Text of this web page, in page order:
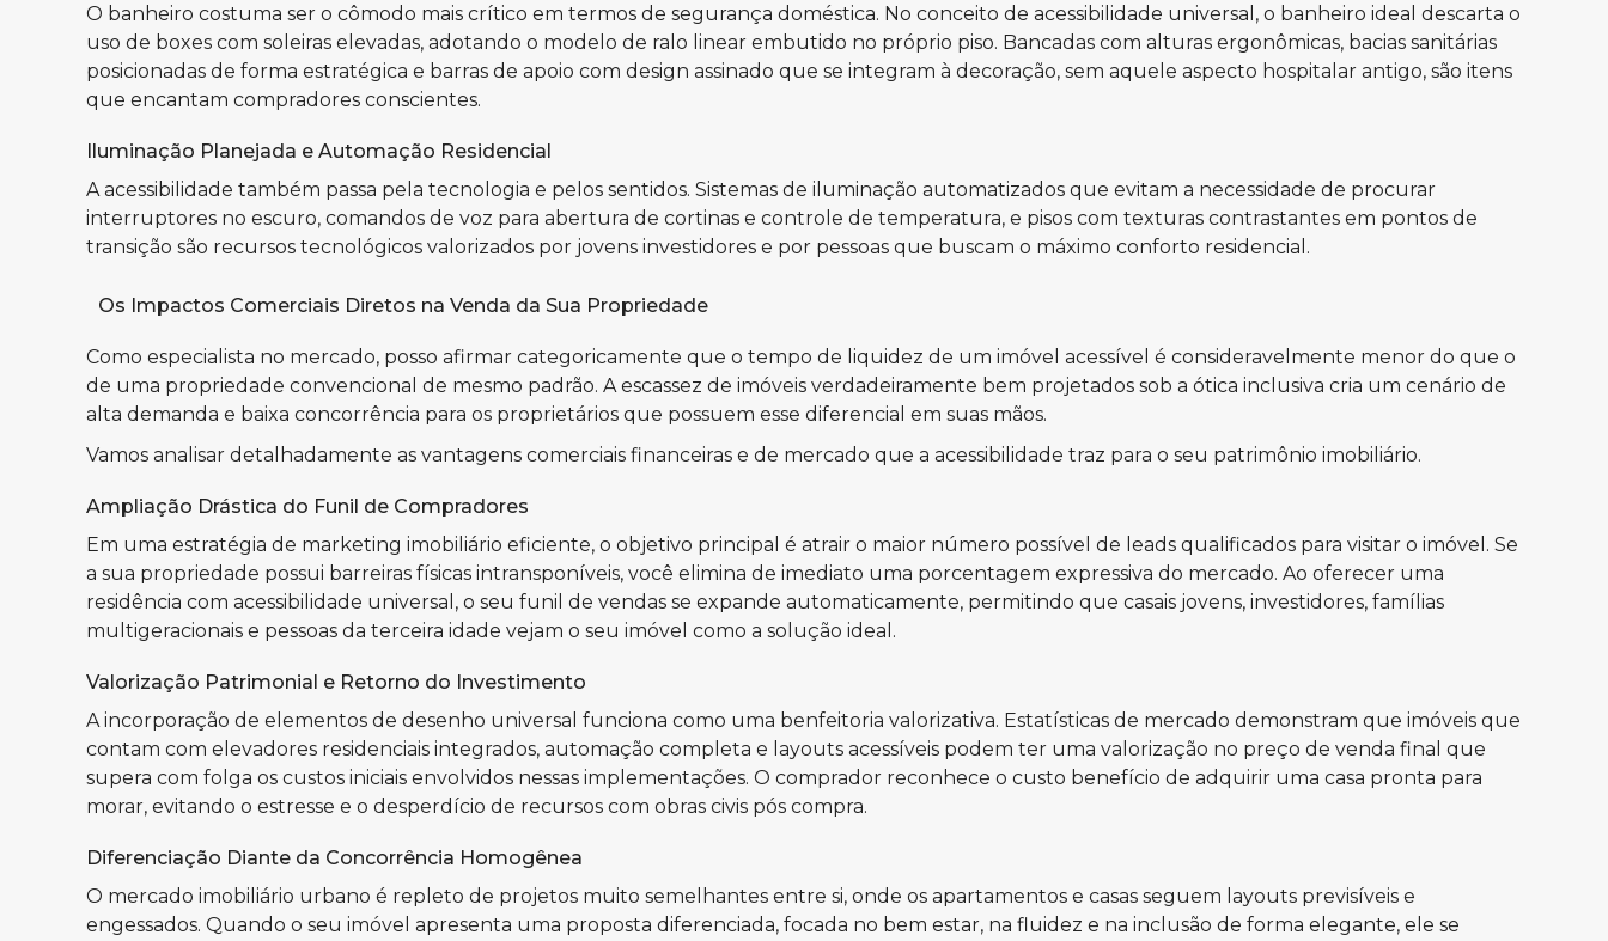
O banheiro costuma ser o cômodo mais crítico em termos de segurança doméstica. No conceito de acessibilidade universal, o banheiro ideal descarta o
uso de boxes com soleiras elevadas, adotando o modelo de ralo linear embutido no próprio piso. Bancadas com alturas ergonômicas, bacias sanitárias
posicionadas de forma estratégica e barras de apoio com design assinado que se integram à decoração, sem aquele aspecto hospitalar antigo, são itens
que encantam compradores conscientes.
Iluminação Planejada e Automação Residencial
A acessibilidade também passa pela tecnologia e pelos sentidos. Sistemas de iluminação automatizados que evitam a necessidade de procurar
interruptores no escuro, comandos de voz para abertura de cortinas e controle de temperatura, e pisos com texturas contrastantes em pontos de
transição são recursos tecnológicos valorizados por jovens investidores e por pessoas que buscam o máximo conforto residencial.
Os Impactos Comerciais Diretos na Venda da Sua Propriedade
Como especialista no mercado, posso afirmar categoricamente que o tempo de liquidez de um imóvel acessível é consideravelmente menor do que o
de uma propriedade convencional de mesmo padrão. A escassez de imóveis verdadeiramente bem projetados sob a ótica inclusiva cria um cenário de
alta demanda e baixa concorrência para os proprietários que possuem esse diferencial em suas mãos.
Vamos analisar detalhadamente as vantagens comerciais financeiras e de mercado que a acessibilidade traz para o seu patrimônio imobiliário.
Ampliação Drástica do Funil de Compradores
Em uma estratégia de marketing imobiliário eficiente, o objetivo principal é atrair o maior número possível de leads qualificados para visitar o imóvel. Se
a sua propriedade possui barreiras físicas intransponíveis, você elimina de imediato uma porcentagem expressiva do mercado. Ao oferecer uma
residência com acessibilidade universal, o seu funil de vendas se expande automaticamente, permitindo que casais jovens, investidores, famílias
multigeracionais e pessoas da terceira idade vejam o seu imóvel como a solução ideal.
Valorização Patrimonial e Retorno do Investimento
A incorporação de elementos de desenho universal funciona como uma benfeitoria valorizativa. Estatísticas de mercado demonstram que imóveis que
contam com elevadores residenciais integrados, automação completa e layouts acessíveis podem ter uma valorização no preço de venda final que
supera com folga os custos iniciais envolvidos nessas implementações. O comprador reconhece o custo benefício de adquirir uma casa pronta para
morar, evitando o estresse e o desperdício de recursos com obras civis pós compra.
Diferenciação Diante da Concorrência Homogênea
O mercado imobiliário urbano é repleto de projetos muito semelhantes entre si, onde os apartamentos e casas seguem layouts previsíveis e
engessados. Quando o seu imóvel apresenta uma proposta diferenciada, focada no bem estar, na fluidez e na inclusão de forma elegante, ele se